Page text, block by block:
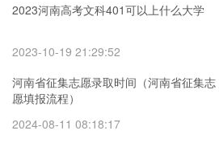
2023河南高考文科401可以上什么大学
2023-10-19 21:29:52
河南省征集志愿录取时间（河南省征集志
愿填报流程）
2024-08-11 08:18:17